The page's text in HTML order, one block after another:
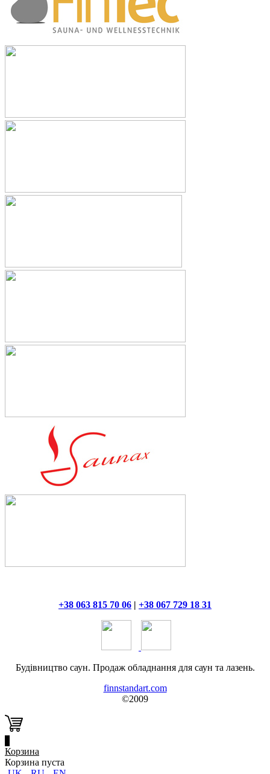
+38 063 815 70 06 | +38 067 729 18 31
Будівництво саун. Продаж обладнання для саун та лазень.
finnstandart.com
©2009
Корзина
Корзина пуста